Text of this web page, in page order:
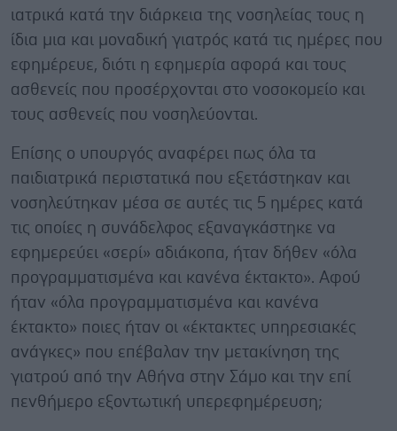
ιατρικά κατά την διάρκεια της νοσηλείας τους η
ίδια μια και μοναδική γιατρός κατά τις ημέρες που
εφημέρευε, διότι η εφημερία αφορά και τους
ασθενείς που προσέρχονται στο νοσοκομείο και
τους ασθενείς που νοσηλεύονται.
Επίσης ο υπουργός αναφέρει πως όλα τα
παιδιατρικά περιστατικά που εξετάστηκαν και
νοσηλεύτηκαν μέσα σε αυτές τις 5 ημέρες κατά
τις οποίες η συνάδελφος εξαναγκάστηκε να
εφημερεύει «σερί» αδιάκοπα, ήταν δήθεν «όλα
προγραμματισμένα και κανένα έκτακτο». Αφού
ήταν «όλα προγραμματισμένα και κανένα
έκτακτο» ποιες ήταν οι «έκτακτες υπηρεσιακές
ανάγκες» που επέβαλαν την μετακίνηση της
γιατρού από την Αθήνα στην Σάμο και την επί
πενθήμερο εξοντωτική υπερεφημέρευση;